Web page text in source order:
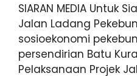
SIARAN MEDIA Untuk
Jalan Ladang
sosioekonomi
persendirian Batu
Pelaksanaan Projek